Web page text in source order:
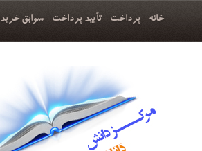
خانه پرداخت تأیید پرداخت سوابق خرید